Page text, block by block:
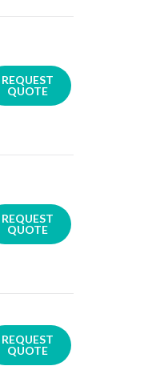
REQUEST
QUOTE
REQUEST
QUOTE
REQUEST
QUOTE